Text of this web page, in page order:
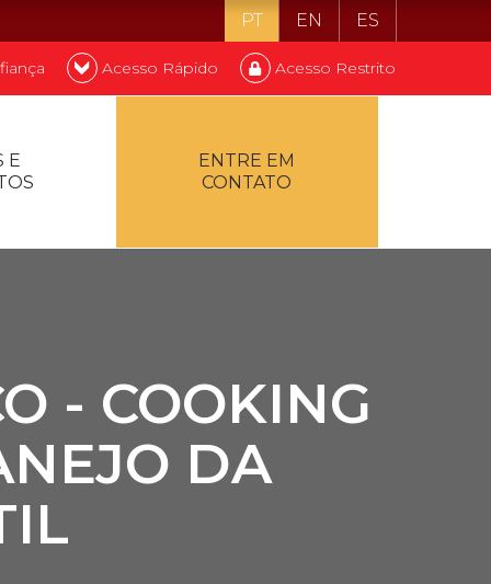
PT EN ES
Acesso Rápido Acesso Restrito
E
ENTRE EM
CONTATO
- COOKING
DA